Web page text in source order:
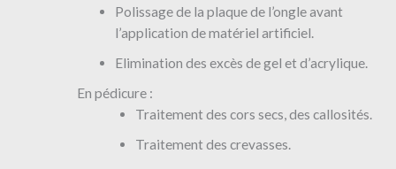
Polissage de la plaque de l’ongle avant
l’application de matériel artificiel.
Elimination des excès de gel et d’acrylique.
En pédicure :
Traitement des cors secs, des callosités.
Traitement des crevasses.